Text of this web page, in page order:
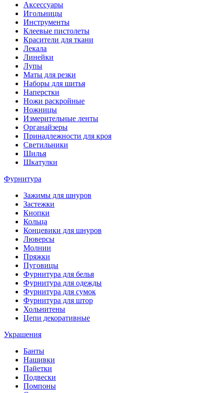
Аксессуары
Игольницы
Инструменты
Клеевые пистолеты
Красители для ткани
Лекала
Линейки
Лупы
Маты для резки
Наборы для шитья
Наперстки
Ножи раскройные
Ножницы
Измерительные ленты
Органайзеры
Принадлежности для кроя
Светильники
Шилья
Шкатулки
Фурнитура
Зажимы для шнуров
Застежки
Кнопки
Кольца
Концевики для шнуров
Люверсы
Молнии
Пряжки
Пуговицы
Фурнитура для белья
Фурнитура для одежды
Фурнитура для сумок
Фурнитура для штор
Хольнитены
Цепи декоративные
Украшения
Банты
Нашивки
Пайетки
Подвески
Помпоны